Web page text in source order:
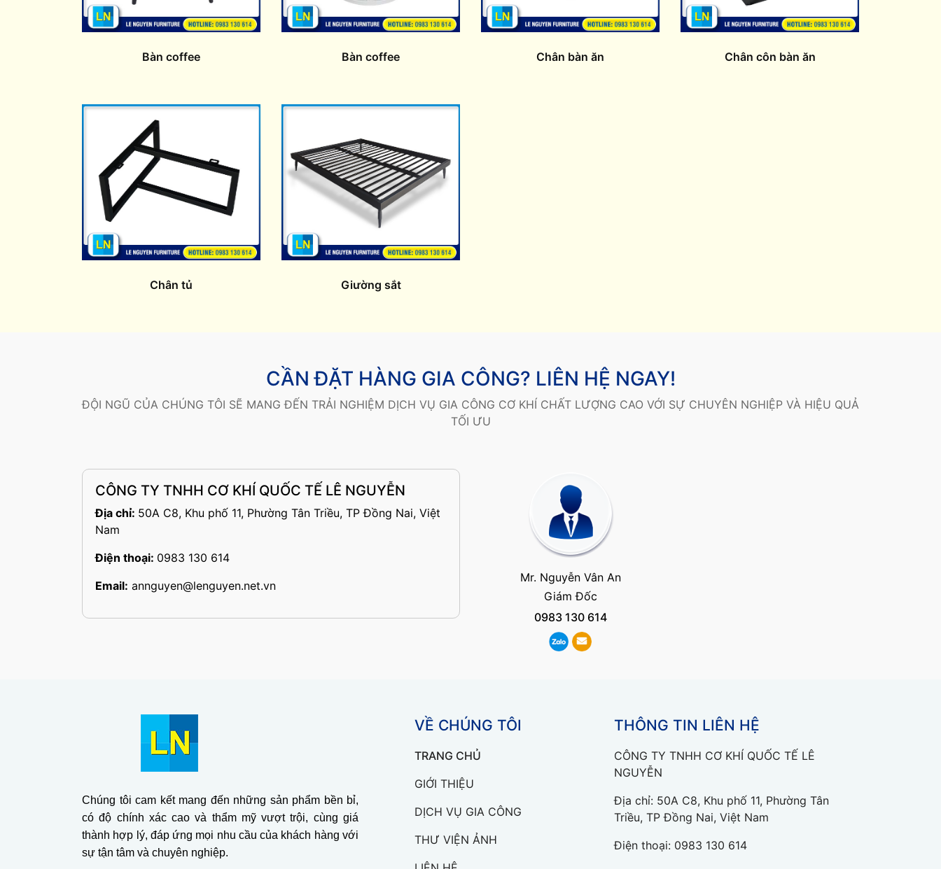
Bàn coffee Bàn coffee Chân bàn ăn Chân côn bàn ăn
Chân tủ Giường sắt
CẦN ĐẶT HÀNG GIA CÔNG? LIÊN HỆ NGAY!
ĐỘI NGŨ CỦA CHÚNG TÔI SẼ MANG ĐẾN TRẢI NGHIỆM DỊCH VỤ GIA CÔNG CƠ KHÍ CHẤT LƯỢNG CAO VỚI SỰ CHUYÊN NGHIỆP VÀ HIỆU QUẢ
TỐI ƯU
CÔNG TY TNHH CƠ KHÍ QUỐC TẾ LÊ NGUYỄN
Địa chỉ: 50A C8, Khu phố 11, Phường Tân Triều, TP Đồng Nai, Việt
Nam
Điện thoại: 0983 130 614
Email: annguyen@lenguyen.net.vn
Mr. Nguyễn Vân An
Giám Đốc
0983 130 614
Chúng tôi cam kết mang đến những sản phẩm bền bỉ,
có độ chính xác cao và thẩm mỹ vượt trội, cùng giá
thành hợp lý, đáp ứng mọi nhu cầu của khách hàng với
sự tận tâm và chuyên nghiệp.
VỀ CHÚNG TÔI
TRANG CHỦ
GIỚI THIỆU
DỊCH VỤ GIA CÔNG
THƯ VIỆN ẢNH
THÔNG TIN LIÊN HỆ
CÔNG TY TNHH CƠ KHÍ QUỐC TẾ LÊ
NGUYỄN
Địa chỉ: 50A C8, Khu phố 11, Phường Tân
Triều, TP Đồng Nai, Việt Nam
Điện thoại: 0983 130 614